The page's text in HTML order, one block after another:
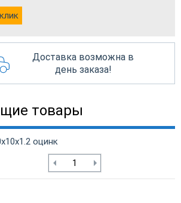
Доставка возможна в
день заказа!
товары
оцинк